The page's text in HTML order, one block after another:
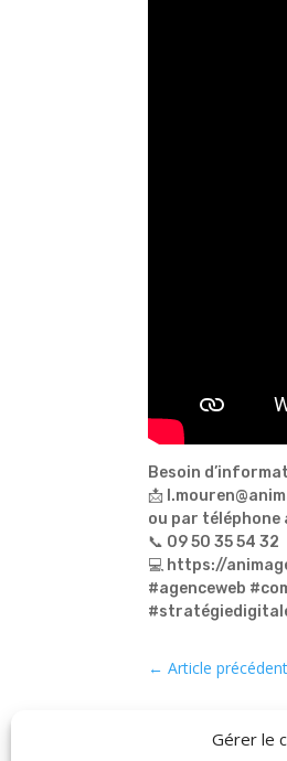
Gérer le
Besoin
📩
ou par téléphone
📞 09 50 35 54 32
💻 https://
#agenceweb
←Article précédent